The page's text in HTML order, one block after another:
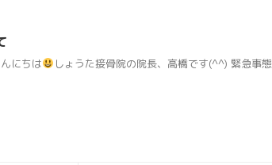
にちは
しょうた接骨院の院長、高橋です(^^) 緊急事